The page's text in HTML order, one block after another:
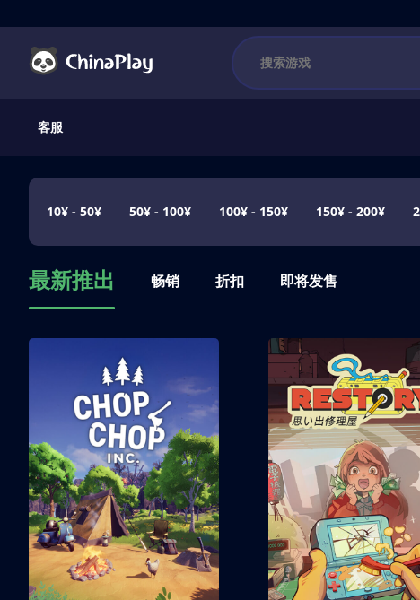
客服
10¥ - 50¥ 50¥ - 100¥ 100¥ - 150¥ 150¥ - 200¥
最新推出 畅销 折扣 即将发售